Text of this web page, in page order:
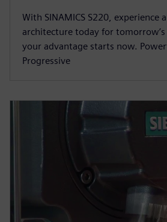
With SINAMICS S220, experience
architecture today for
your advantage starts now.
Progressive